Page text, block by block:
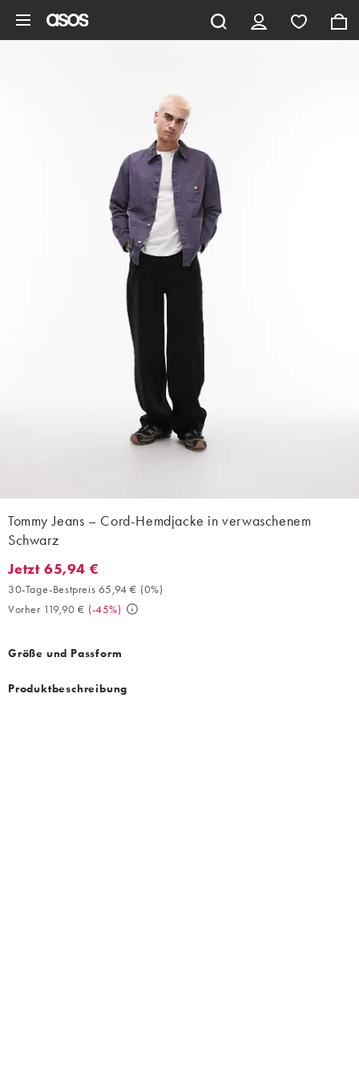
Tommy Jeans – Cord-Hemdjacke in verwaschenem
Schwarz
Jetzt 65,94 €. 30-Tage-Bestpreis 65,94 € (0%). Vorher 119,90 €.
Jetzt 65,94 €
30-Tage-Bestpreis 65,94 € (0%)
Vorher 119,90 € (-45%)
Größe und Passform
Produktbeschreibung